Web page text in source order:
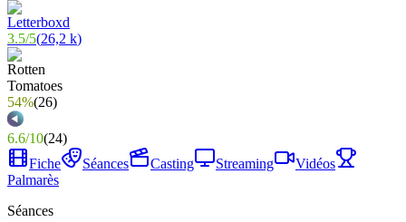
3.5/5(26,2 k)
54%(26)
6.6/10(24)
Fiche
Séances Casting Streaming
Vidéos
Palmarès
Séances